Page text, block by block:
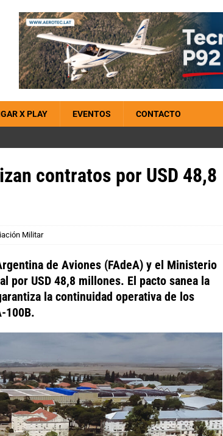
X PLAY EVENTOS CONTACTO
contratos por USD 48,8
Militar
de Aviones (FAdeA) y el Ministerio
por USD 48,8 millones. El pacto sanea la
la continuidad operativa de los
100B.